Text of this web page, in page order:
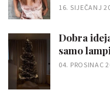
16. SIJEČANJ
Dobra
samo
04. PROSINAC